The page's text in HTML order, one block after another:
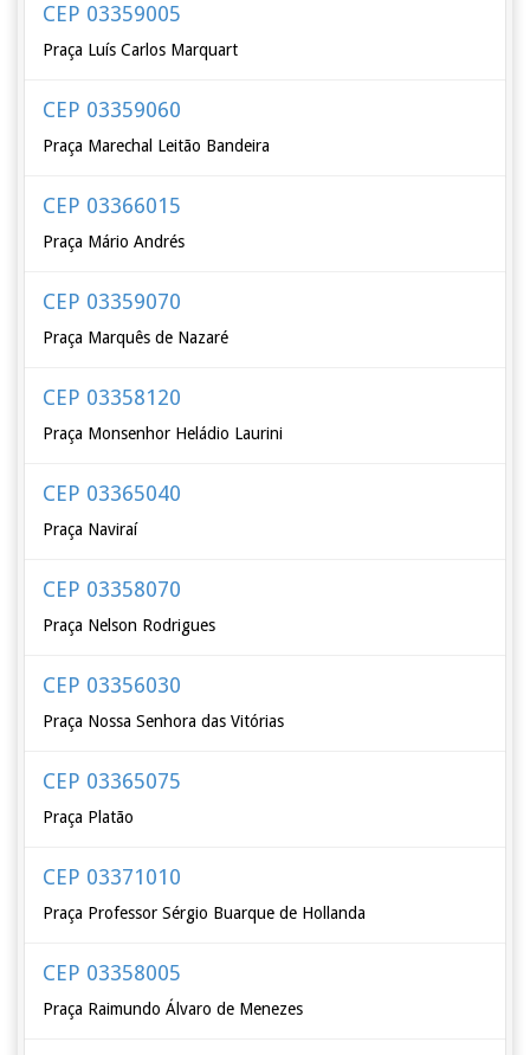
CEP 03359005
Praça Luís Carlos Marquart
CEP 03359060
Praça Marechal Leitão Bandeira
CEP 03366015
Praça Mário Andrés
CEP 03359070
Praça Marquês de Nazaré
CEP 03358120
Praça Monsenhor Heládio Laurini
CEP 03365040
Praça Naviraí
CEP 03358070
Praça Nelson Rodrigues
CEP 03356030
Praça Nossa Senhora das Vitórias
CEP 03365075
Praça Platão
CEP 03371010
Praça Professor Sérgio Buarque de Hollanda
CEP 03358005
Praça Raimundo Álvaro de Menezes